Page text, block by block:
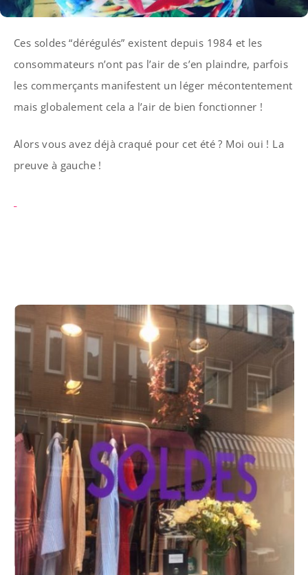
Ces soldes “dérégulés” existent depuis 1984 et les
consommateurs n’ont pas l’air de s’en plaindre, parfois
les commerçants manifestent un léger mécontentement
mais globalement cela a l’air de bien fonctionner !
Alors vous avez déjà craqué pour cet été ? Moi oui ! La
preuve à gauche !